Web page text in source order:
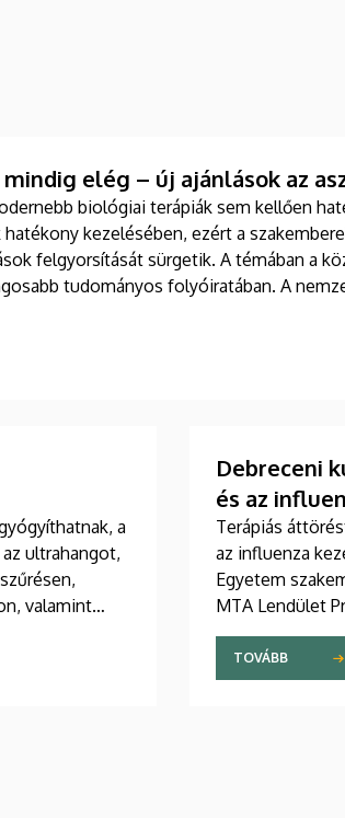
elég – új ajánlások az
biológiai terápiák sem kellően
kezelésében, ezért a
felgyorsítását sürgetik. A témában a
tudományos folyóiratában. A
a
a
ultrahangot,
valamint
egészséget
is
kezdődő
Debreceni
és az
Terápiás
az influenza
Egyetem
MTA Lendület
induló
membránlipid-
gátolhatja a
TOVÁBB